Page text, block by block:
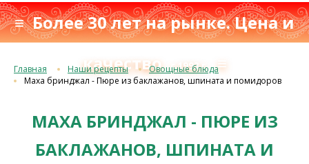
≡ Более 30 лет на рынке. Цена и
качествос 1993 г.≡
Главная Наши рецепты
Овощные блюда
Маха бринджал - Пюре из баклажанов, шпината и помидоров
МАХА БРИНДЖАЛ - ПЮРЕ ИЗ
БАКЛАЖАНОВ, ШПИНАТА И